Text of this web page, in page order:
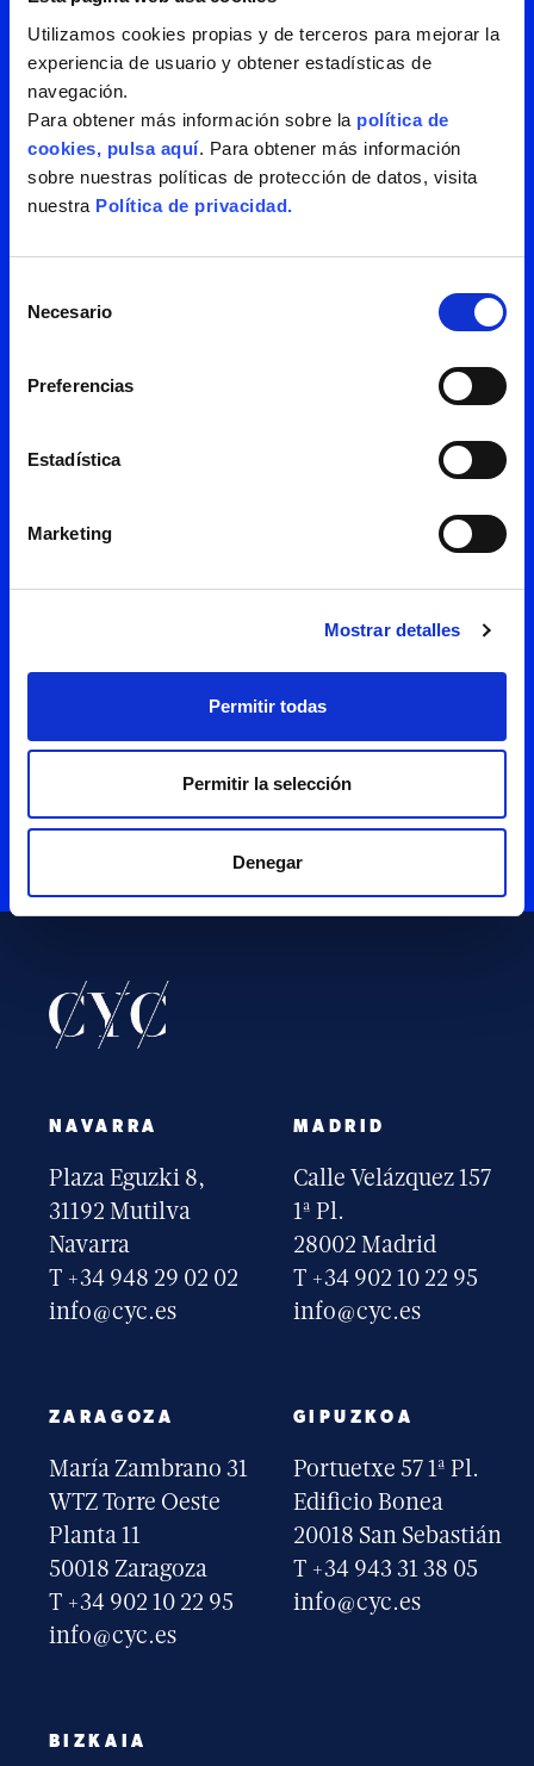
Utilizamos cookies propias y de terceros para mejorar la
experiencia de usuario y obtener estadísticas de
navegación.
Para obtener más información sobre la política de
cookies, pulsa aquí. Para obtener más información
sobre nuestras políticas de protección de datos, visita
nuestra Política de privacidad.
Necesario
Preferencias
Estadística
Marketing
Mostrar detalles
Permitir todas
Permitir la selección
Denegar
todas nuestras
novedades. Tenemos
mucho que contarte.
NAVARRA
Plaza Eguzki 8,
31192 Mutilva
Navarra
T +34 948 29 02 02
info@cyc.es
MADRID
Calle Velázquez 157
1ª Pl.
28002 Madrid
T +34 902 10 22 95
info@cyc.es
ZARAGOZA
María Zambrano 31
WTZ Torre Oeste
Planta 11
50018 Zaragoza
T +34 902 10 22 95
info@cyc.es
GIPUZKOA
Portuetxe 57 1ª Pl.
Edificio Bonea
20018 San Sebastián
T +34 943 31 38 05
info@cyc.es
BIZKAIA